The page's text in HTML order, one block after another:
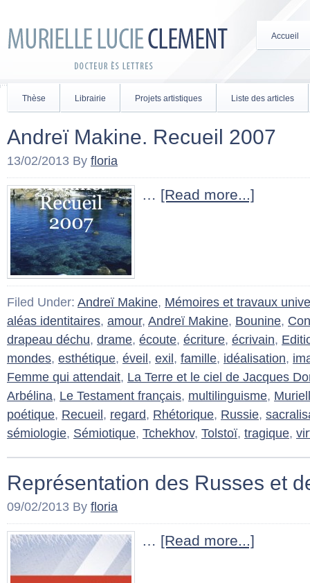
Accueil
Thèse Librairie Projets artistiques Liste des articles
Andreï Makine. Recueil 2007
13/02/2013 By floria
… [Read more...]
Filed Under: Andreï Makine, Mémoires et travaux
aléas identitaires, amour, Andreï Makine, Bounine,
drapeau déchu, drame, écoute, écriture, écrivain,
mondes, esthétique, éveil , exil , famille, idéalisation,
Femme qui attendait, La Terre et le ciel de Jacques
Arbélina, Le Testament français, multilinguisme,
poétique, Recueil , regard, Rhétorique, Russie,
sémiologie, Sémiotique, Tchekhov, Tolstoï, tragique,
Représentation des Russes et
09/02/2013 By floria
… [Read more...]